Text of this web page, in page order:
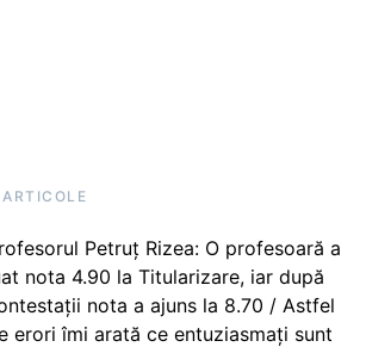
Petruț Rizea: O profesoară a
nota 4.90 la Titularizare, iar după
nota a ajuns la 8.70 / Astfel
erori îmi arată ce entuziasmați sunt